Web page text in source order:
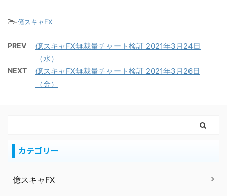
-億スキャFX
PREV
億スキャFX無裁量チャート検証 2021年3月24日
（水）
NEXT
億スキャFX無裁量チャート検証 2021年3月26日
（金）
カテゴリー
億スキャFX